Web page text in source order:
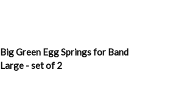
Big Green Egg Springs for Band
Large - set of 2